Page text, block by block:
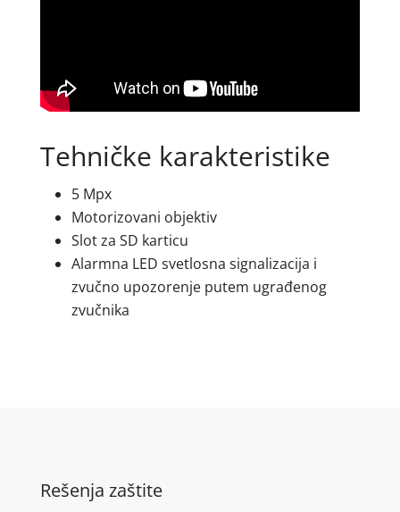
Tehničke karakteristike
5 Mpx
Motorizovani objektiv
Slot za SD karticu
Alarmna LED svetlosna signalizacija i
zvučno upozorenje putem ugrađenog
zvučnika
Rešenja zaštite